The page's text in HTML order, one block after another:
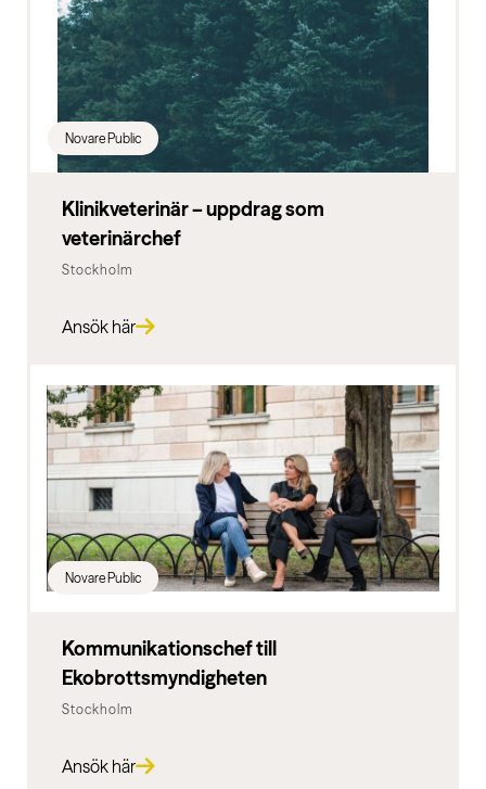
Novare Public
Klinikveterinär – uppdrag som
veterinärchef
Stockholm
Ansök här
Novare Public
Kommunikationschef till
Ekobrottsmyndigheten
Stockholm
Ansök här